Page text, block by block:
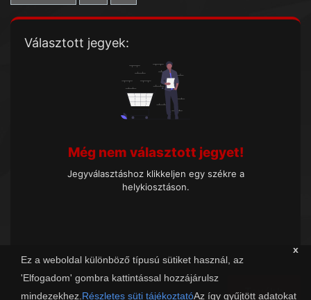
x
Ez a weboldal különböző típusú sütiket használ, az
'Elfogadom' gombra kattintással hozzájárulsz
mindezekhez. Részletes süti tájékoztatóAz így gyűjtött adatokat
Választott jegyek:
Még nem választott jegyet!
Jegyválasztáshoz klikkeljen egy székre a
helykiosztáson.
Tovább